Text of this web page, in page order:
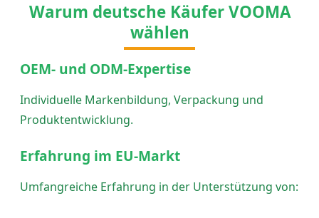
Warum deutsche Käufer VOOMA
wählen
OEM- und ODM-Expertise
Individuelle Markenbildung, Verpackung und
Produktentwicklung.
Erfahrung im EU-Markt
Umfangreiche Erfahrung in der Unterstützung von: